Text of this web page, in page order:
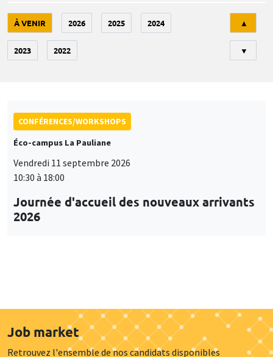
À VENIR 2026 2025 2024
2023 2022
▲
▼
CONFÉRENCES/WORKSHOPS
Éco-campus La Pauliane
Vendredi 11 septembre 2026
10:30 à 18:00
Journée d'accueil des nouveaux arrivants
2026
Job market
Retrouvez l'ensemble de nos candidats disponibles